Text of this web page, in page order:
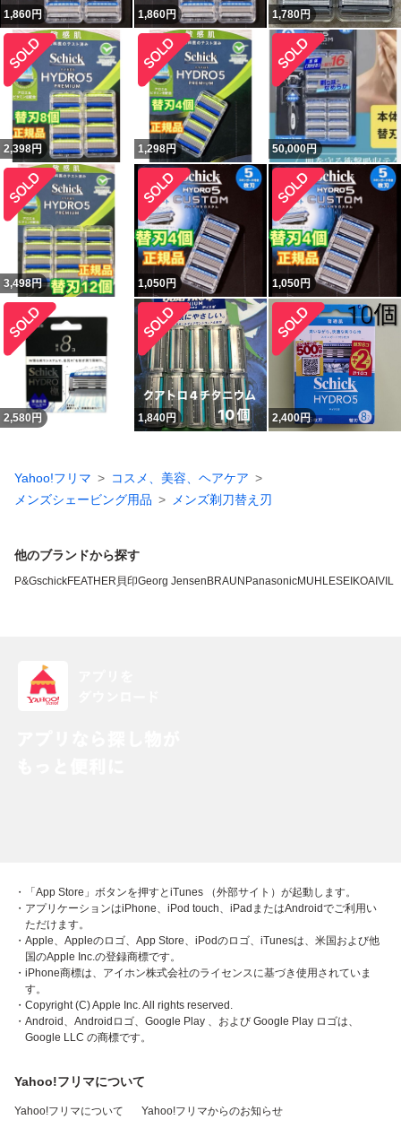
1,860円 1,860円 1,780円
2,398円 1,298円 50,000円
3,498円 1,050円 1,050円
2,580 円 1,840円 2,400円
Yahoo!フリマ
コスメ、美容、ヘアケア
メンズシェービング用品
メンズ剃刀替え刃
他のブランドから探す
P&GschickFEATHER 貝印Georg Jensen BRAUN PanasonicMUHLESEIKOAIVIL
・「App Store」ボタンを押すとiTunes （外部サイト）が起動します。
・アプリケーションはiPhone、iPod touch、iPadまたはAndroidでご利用い
ただけます。
・Apple、Appleのロゴ、App Store、iPodのロゴ、iTunesは、米国および他
国のApple Inc.の登録商標です。
・iPhone商標は、アイホン株式会社のライセンスに基づき使用されていま
す。
・Copyright (C) Apple Inc. All rights reserved.
・Android、Androidロゴ、Google Play 、および Google Play ロゴは、
Google LLC の商標です。
Yahoo!フリマについて
Yahoo!フリマについて Yahoo!フリマからのお知らせ